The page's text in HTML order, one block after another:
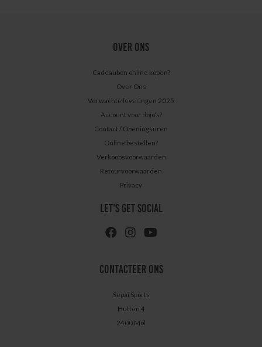
OVER ONS
Cadeaubon online kopen?
Over Ons
Verwachte leveringen 2025
Account voor dojo's?
Contact / Openingsuren
Online bestellen?
Verkoopsvoorwaarden
Retourvoorwaarden
Privacy
LET'S GET SOCIAL
CONTACTEER ONS
Sepai Sports
Hutten 4
2400 Mol